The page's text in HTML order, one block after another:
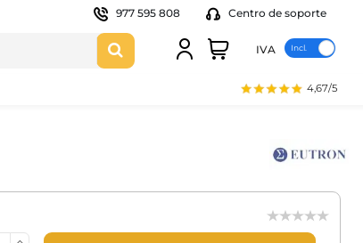
977 595 808 Centro de soporte
IVA
4,67/5